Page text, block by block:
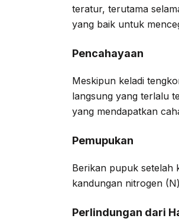
teratur, terutama
yang baik untuk
Pencahayaan
Meskipun keladi
langsung yang terlalu
yang mendapatkan
Pemupukan
Berikan pupuk setelah
kandungan nitrogen
Perlindungan dari